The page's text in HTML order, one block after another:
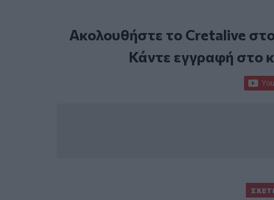
Ακολουθήστε το Cretalive
Κάντε εγγραφή στο